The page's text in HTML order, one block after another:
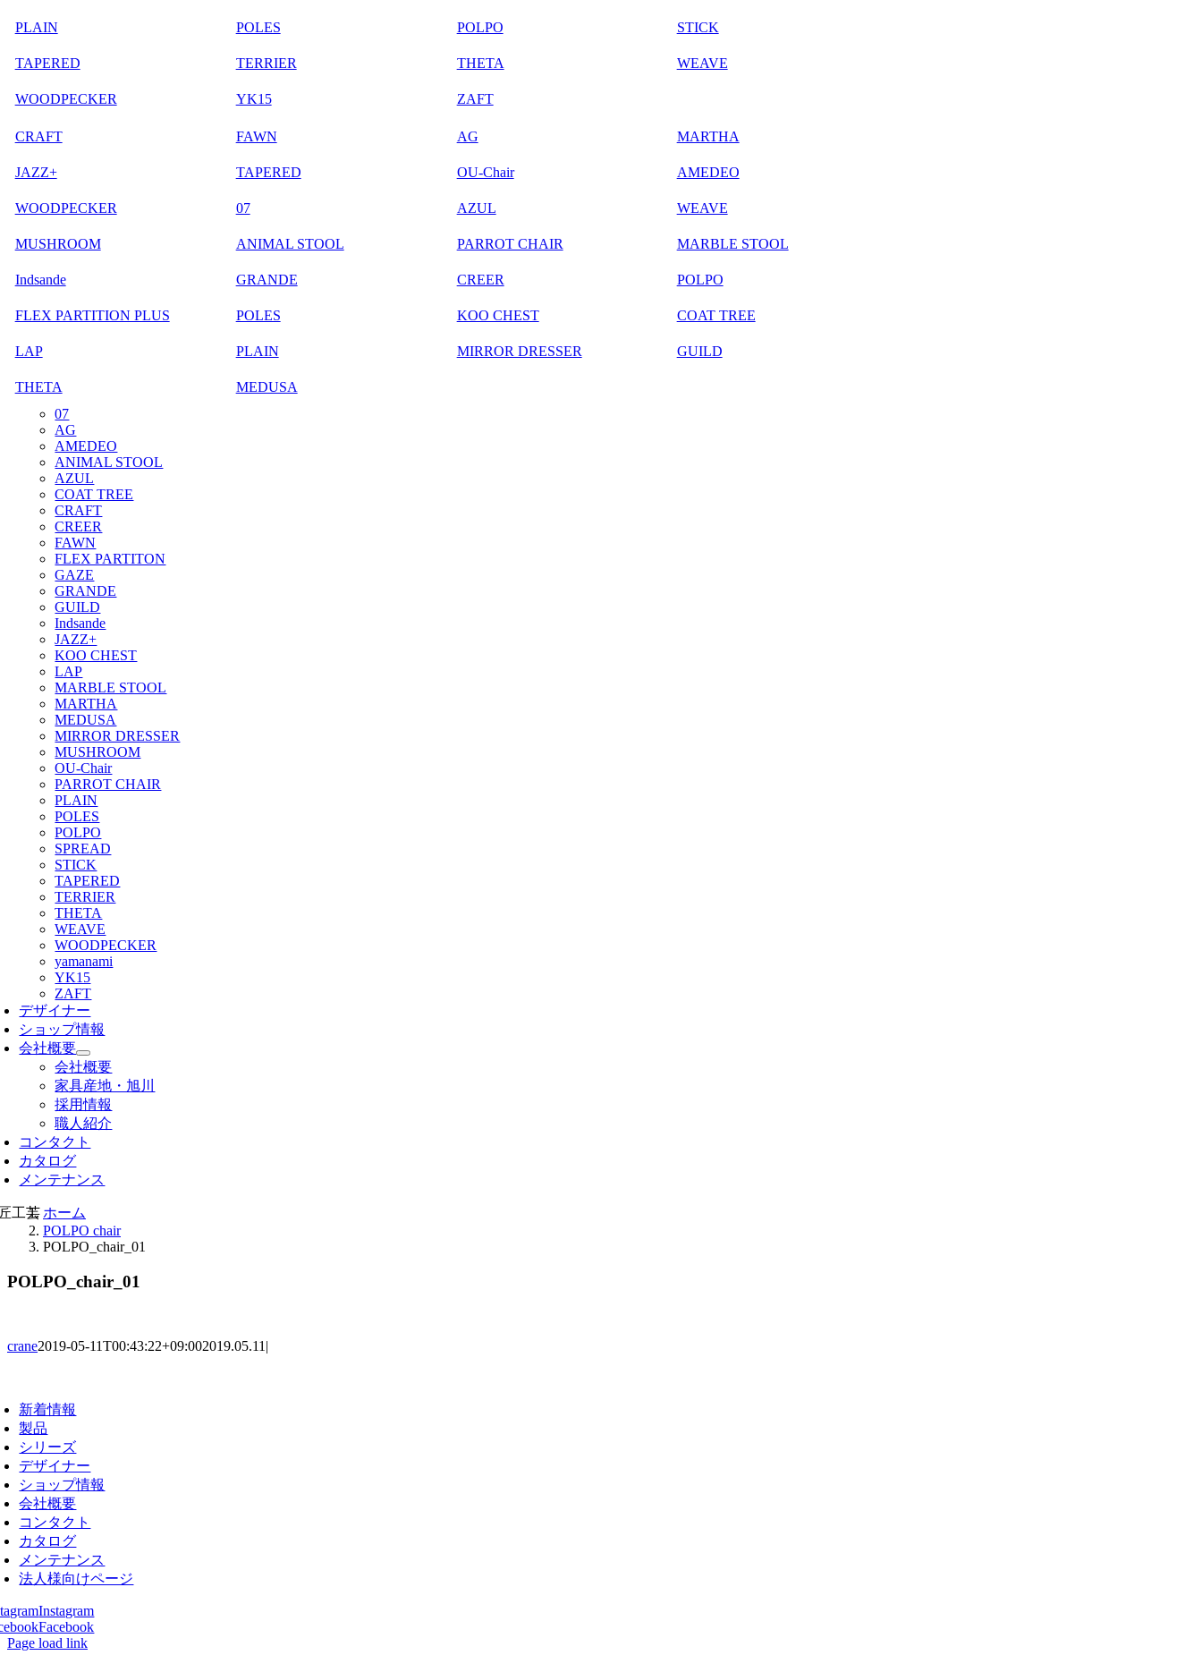
PLAIN POLES POLPO STICK
TAPERED TERRIER THETA WEAVE
WOODPECKER YK15 ZAFT
CRAFT FAWN AG MARTHA
JAZZ+ TAPERED OU-Chair AMEDEO
WOODPECKER 07 AZUL WEAVE
MUSHROOM ANIMAL STOOL PARROT CHAIR MARBLE STOOL
Indsande GRANDE CREER POLPO
FLEX PARTITION PLUS POLES KOO CHEST COAT TREE
LAP PLAIN MIRROR DRESSER GUILD
THETA
MEDUSA
07
AG
AMEDEO
ANIMAL STOOL
AZUL
COAT TREE
CRAFT
CREER
FAWN
FLEX PARTITON
GAZE
GRANDE
GUILD
Indsande
JAZZ+
KOO CHEST
LAP
MARBLE STOOL
MARTHA
MEDUSA
MIRROR DRESSER
MUSHROOM
OU-Chair
PARROT CHAIR
PLAIN
POLES
POLPO
SPREAD
STICK
TAPERED
TERRIER
THETA
WEAVE
WOODPECKER
yamanami
YK15
ZAFT
デザイナー
ショップ情報
会社概要
会社概要
家具産地・旭川
採用情報
職人紹介
コンタクト
カタログ
メンテナンス
ホーム
POLPO chair
POLPO_chair_01
POLPO_chair_01
crane2019-05-11T00:43:22+09:002019.05.11|
新着情報
製品
シリーズ
デザイナー
ショップ情報
会社概要
コンタクト
カタログ
メンテナンス
法人様向けページ
Instagram
Facebook
Page load link